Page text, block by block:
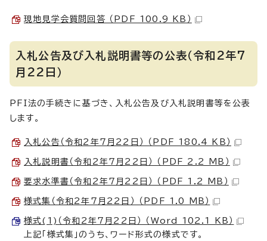
現地見学会質問回答 （PDF 100.9 KB）
入札公告及び入札説明書等の公表（令和2年7
月22日）
PFI法の手続きに基づき、入札公告及び入札説明書等を公表
します。
入札公告（令和2年7月22日） （PDF 180.4 KB）
入札説明書（令和2年7月22日） （PDF 2.2 MB）
要求水準書（令和2年7月22日） （PDF 1.2 MB）
様式集（令和2年7月22日） （PDF 1.0 MB）
様式(1)（令和2年7月22日） （Word 102.1 KB）
上記「様式集」のうち、ワード形式の様式です。